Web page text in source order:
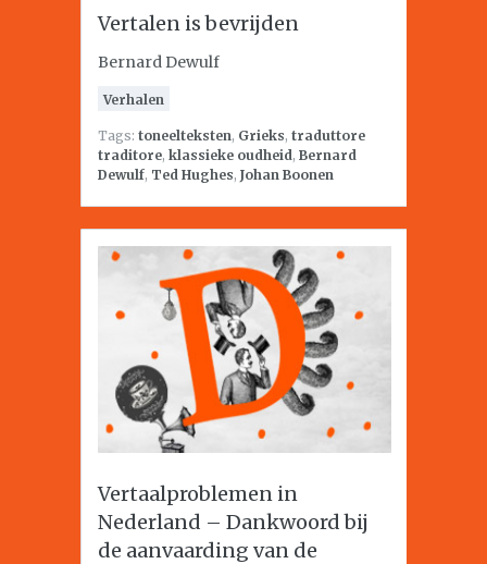
Vertalen is bevrijden
Bernard Dewulf
Verhalen
Tags: toneelteksten, Grieks, traduttore
traditore, klassieke oudheid, Bernard
Dewulf, Ted Hughes, Johan Boonen
Vertaalproblemen in
Nederland – Dankwoord bij
de aanvaarding van de